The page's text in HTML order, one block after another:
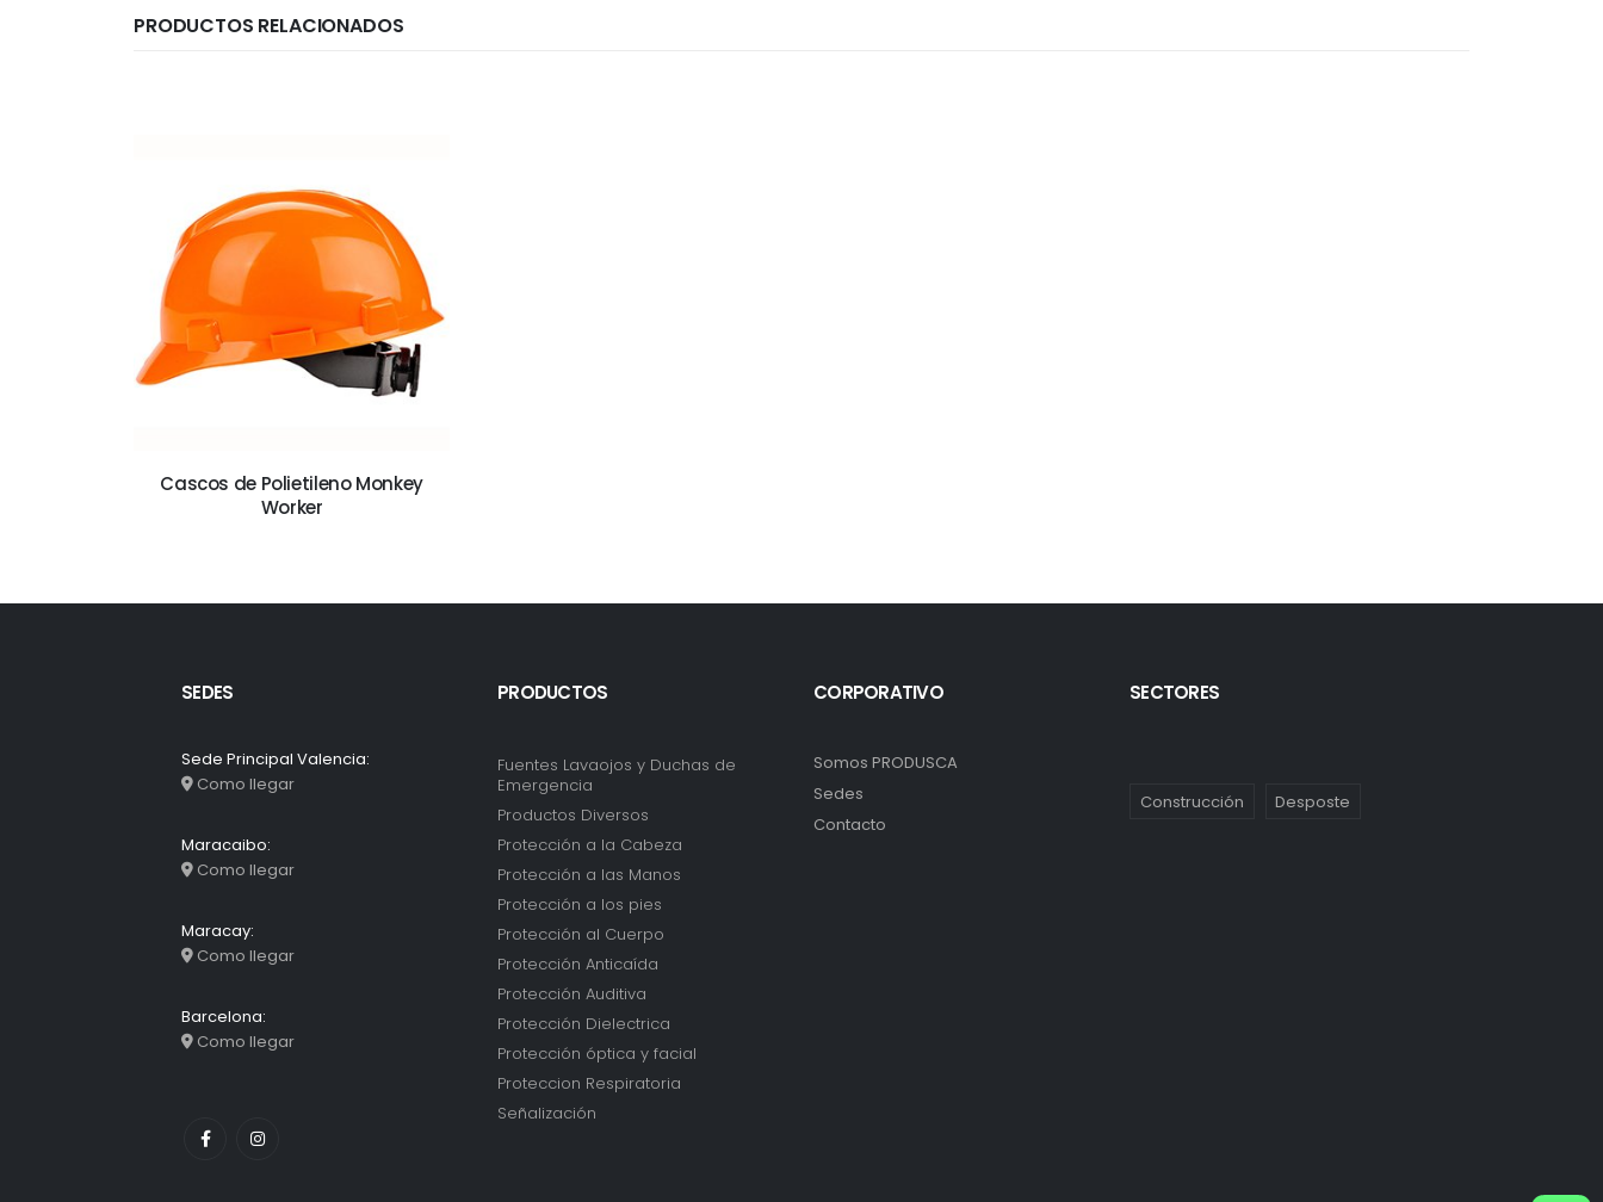
PRODUCTOS RELACIONADOS
Cascos de Polietileno Monkey
Worker
SEDES
Sede Principal Valencia:
Como llegar
Maracaibo:
Como llegar
Maracay:
Como llegar
Barcelona:
Como llegar
PRODUCTOS
Fuentes Lavaojos y Duchas de
Emergencia
Productos Diversos
Protección a la Cabeza
Protección a las Manos
Protección a los pies
Protección al Cuerpo
Protección Anticaída
Protección Auditiva
Protección Dielectrica
Protección óptica y facial
Proteccion Respiratoria
Señalización
CORPORATIVO
Somos PRODUSCA
Sedes
Contacto
SECTORES
Construcción Desposte